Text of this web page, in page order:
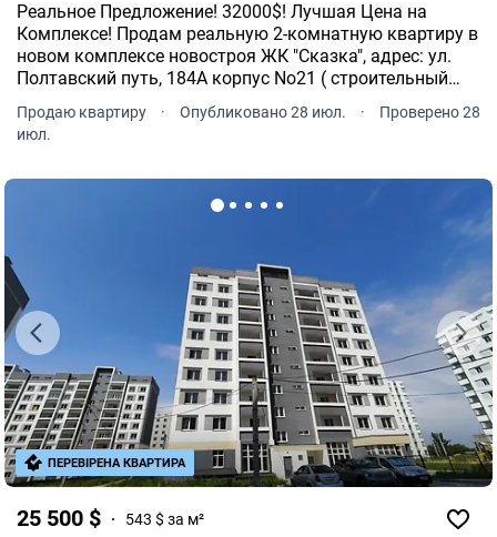
Реальное Предложение! 32000$! Лучшая Цена на
Комплексе! Продам реальную 2-комнатную квартиру в
новом комплексе новостроя ЖК "Сказка", адрес: ул.
Полтавский путь, 184А корпус No21 ( строительный
дом 23 ) - Дом Построен, присвоен адрес. Идут
ремонты. Самый надежный застройщик г. Харьков
Жилстрой-1.
Продаю квартиру · Опубликовано 28 июл. ·
Проверено 28
июл.
25 500 $ 543 $ за м²
ПЕРЕВІРЕНА КВАРТИРА